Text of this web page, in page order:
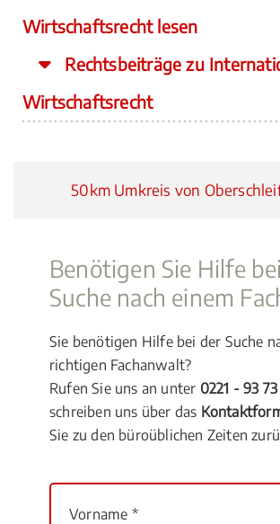
Wirtschaftsrecht lesen
Rechtsbeiträge zu
Wirtschaftsrecht
50km Umkreis von
Benötigen Sie Hilfe
Suche nach einem
Sie benötigen Hilfe bei der Suche
richtigen Fachanwalt?
Rufen Sie uns an unter 0221 - 93
schreiben uns über das
Sie zu den büroüblichen Zeiten
Vorname *